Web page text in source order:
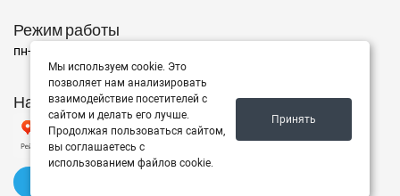
Режим работы
пн-пт с 10:00 до 15:00, Сб-Вс выходной
Наш рейтинг на Яндексе
Мы используем cookie. Это
позволяет нам анализировать
взаимодействие посетителей с
сайтом и делать его лучше.
Продолжая пользоваться сайтом,
вы соглашаетесь с
использованием файлов cookie.
Принять